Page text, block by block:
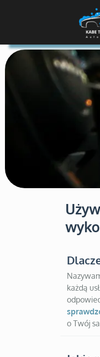
każdą
o Twój